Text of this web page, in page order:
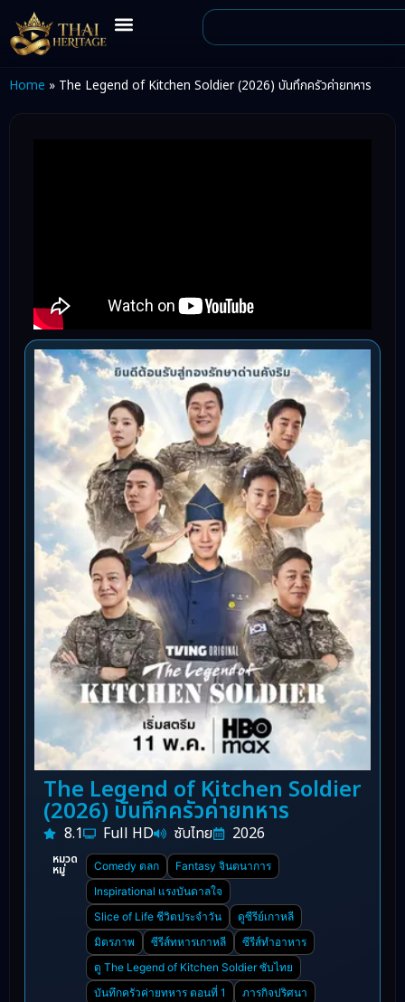
Home » The Legend of Kitchen Soldier (2026) บันทึกครัวค่ายทหาร
The Legend of Kitchen Soldier
(2026) บันทึกครัวค่ายทหาร
8.1 Full HD ซับไทย 2026
หมวด
หมู่ Comedy ตลก
Fantasy จินตนาการ
Inspirational แรงบันดาลใจ
Slice of Life ชีวิตประจำวัน
ดูซีรีย์เกาหลี
มิตรภาพ
ซีรีส์ทหารเกาหลี
ซีรีส์ทำอาหาร
ดู The Legend of Kitchen Soldier ซับไทย
บันทึกครัวค่ายทหาร ตอนที่ 1
ภารกิจปริศนา